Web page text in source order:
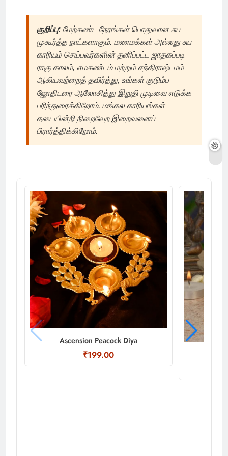
குறிப்பு: மேற்கண்ட நேரங்கள் பொதுவான சுப
முகூர்த்த நாட்களாகும். மணமக்கள் அல்லது சுப
காரியம் செய்பவர்களின் தனிப்பட்ட ஜாதகப்படி
ராகு காலம், எமகண்டம் மற்றும் சந்திராஷ்டமம்
ஆகியவற்றைத் தவிர்த்து, உங்கள் குடும்ப
ஜோதிடரை ஆலோசித்து இறுதி முடிவை எடுக்க
பரிந்துரைக்கிறோம். மங்கல காரியங்கள்
தடையின்றி நிறைவேற இறைவனைப்
பிரார்த்திக்கிறோம்.
Ascension Peacock Diya
₹199.00